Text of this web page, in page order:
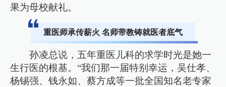
果为母校献礼。
重医师承传薪火 名师带教铸就医者底气
孙凌总说，五年重医儿科的求学时光是她一
生行医的根基。“我们那一届特别幸运，吴仕孝、
杨锡强、钱永如、蔡方成等一批全国知名老专家